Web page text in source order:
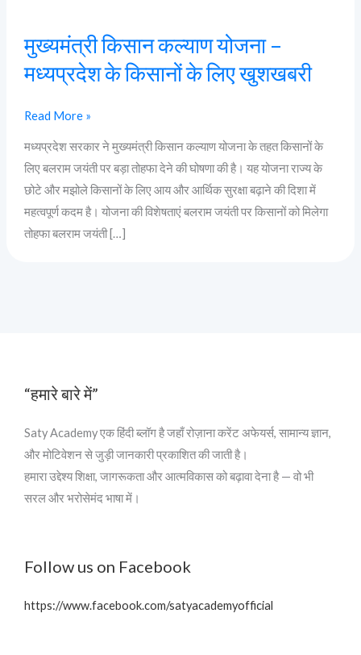
मुख्यमंत्री किसान कल्याण योजना –
मध्यप्रदेश के किसानों के लिए खुशखबरी
Read More »
मध्यप्रदेश सरकार ने मुख्यमंत्री किसान कल्याण योजना के तहत किसानों के
लिए बलराम जयंती पर बड़ा तोहफा देने की घोषणा की है। यह योजना राज्य के
छोटे और मझोले किसानों के लिए आय और आर्थिक सुरक्षा बढ़ाने की दिशा में
महत्वपूर्ण कदम है। योजना की विशेषताएं बलराम जयंती पर किसानों को मिलेगा
तोहफा बलराम जयंती […]
“हमारे बारे में”
Saty Academy एक हिंदी ब्लॉग है जहाँ रोज़ाना करेंट अफेयर्स, सामान्य ज्ञान,
और मोटिवेशन से जुड़ी जानकारी प्रकाशित की जाती है।
हमारा उद्देश्य शिक्षा, जागरूकता और आत्मविकास को बढ़ावा देना है — वो भी
सरल और भरोसेमंद भाषा में।
Follow us on Facebook
https://www.facebook.com/satyacademyofficial